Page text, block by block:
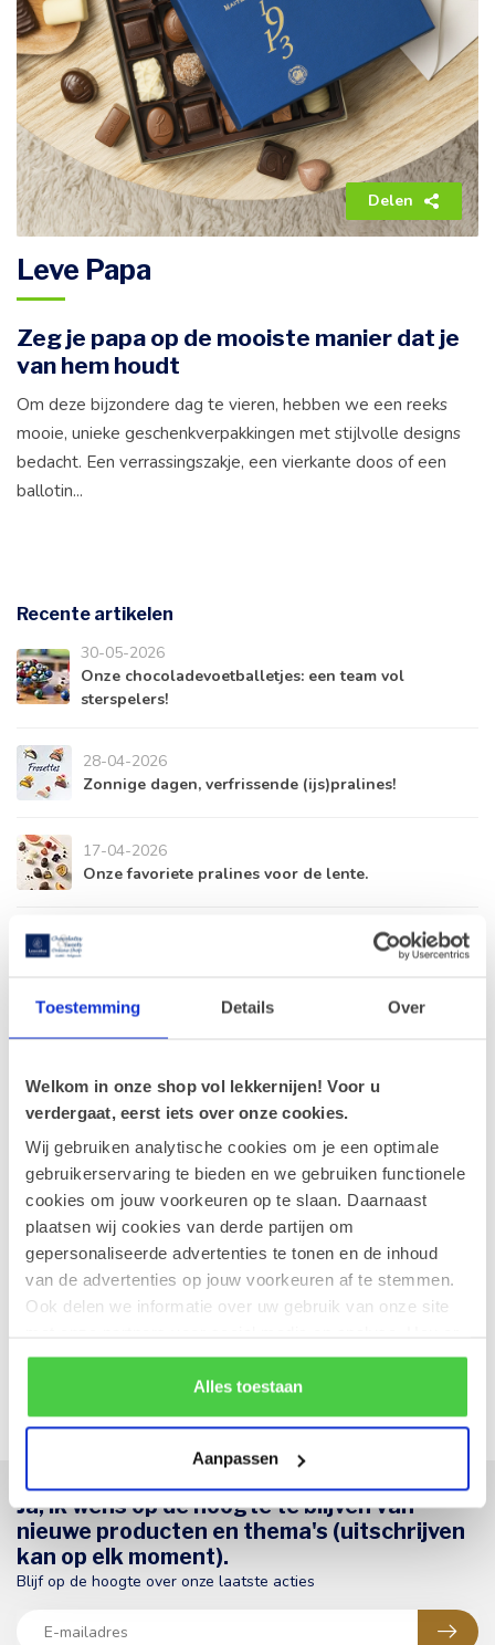
Toestemming Details Over
Welkom in onze shop vol lekkernijen! Voor u
verdergaat, eerst iets over onze cookies.
Wij gebruiken analytische cookies om je een optimale
gebruikerservaring te bieden en we gebruiken functionele
cookies om jouw voorkeuren op te slaan. Daarnaast
plaatsen wij cookies van derde partijen om
gepersonaliseerde advertenties te tonen en de inhoud
van de advertenties op jouw voorkeuren af te stemmen.
Ook delen we informatie over uw gebruik van onze site
rekening mee dat als je bepaalde cookies blokkeert, het
de correcte werking van de website kan verstoren.
Alles toestaan
Aanpassen
Delen
Leve Papa
Zeg je papa op de mooiste manier dat je
van hem houdt
Om deze bijzondere dag te vieren, hebben we een reeks
mooie, unieke geschenkverpakkingen met stijlvolle designs
bedacht. Een verrassingszakje, een vierkante doos of een
ballotin...
Recente artikelen
30-05-2026
Onze chocoladevoetballetjes: een team vol
sterspelers!
28-04-2026
Zonnige dagen, verfrissende (ijs)pralines!
17-04-2026
Onze favoriete pralines voor de lente.
Nieuwsbrief
Blijf op de hoogte over onze laatste acties
Ja, ik wens op de hoogte te blijven van
nieuwe producten en thema's (uitschrijven
kan op elk moment).
Blijf op de hoogte over onze laatste acties